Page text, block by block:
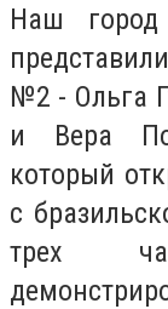
Наш
№2 - Ольга
и Вера
который
с
трех